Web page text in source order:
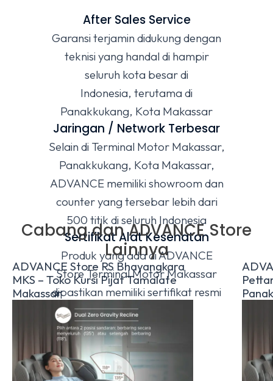
After Sales Service
Garansi terjamin didukung dengan
teknisi yang handal di hampir
seluruh kota besar di
Indonesia, terutama di
Panakkukang, Kota Makassar
Jaringan / Network Terbesar
Selain di Terminal Motor Makassar,
Panakkukang, Kota Makassar,
ADVANCE memiliki showroom dan
counter yang tersebar lebih dari
500 titik di seluruh Indonesia
Sertifikat Alat Kesehatan
Produk yang ada di ADVANCE
Store Terminal Motor Makassar
dipastikan memiliki sertifikat resmi
Alat Kesehatan
Cabang dan ADVANCE Store
Lainnya
ADVANCE Store RS Bhayangkara
MKS – Toko Kursi Pijat Tamalate
Makassar